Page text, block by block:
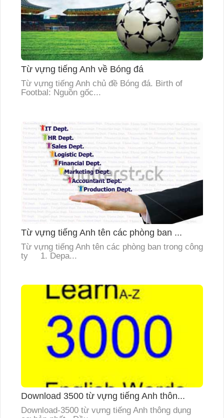
Từ vựng tiếng Anh về Bóng đá
Từ vựng tiếng Anh chủ đề Bóng đá. Birth of
Footbal: Nguồn gốc...
Từ vựng tiếng Anh tên các phòng ban ...
Từ vựng tiếng Anh tên các phòng ban trong công
ty 1. Depa...
Download 3500 từ vựng tiếng Anh thôn...
Download-3500 từ vựng tiếng Anh thông dụng